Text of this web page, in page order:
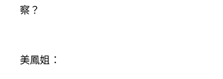
察？
美鳳姐 ：